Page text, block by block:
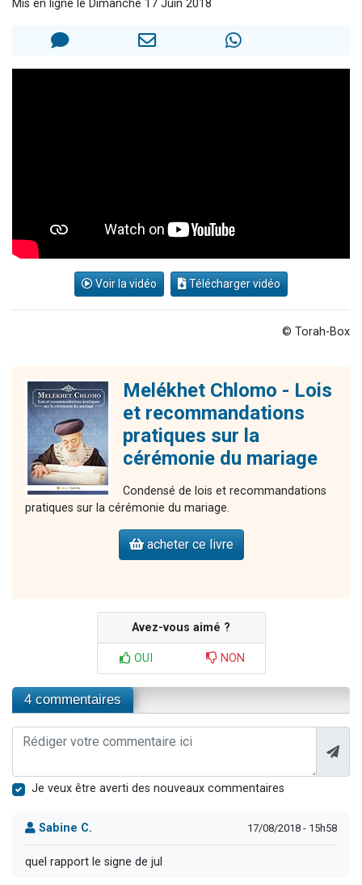
Il reste 49 places pour étudier en groupe sur Zoom
Mis en ligne le Dimanche 17 Juin 2018
Voir la vidéo Télécharger vidéo
© Torah-Box
Melékhet Chlomo - Lois
et recommandations
pratiques sur la
cérémonie du mariage
Condensé de lois et recommandations
pratiques sur la cérémonie du mariage.
acheter ce livre
Avez-vous aimé ?
OUI NON
4 commentaires
Je veux être averti des nouveaux commentaires
Sabine C. 17/08/2018 - 15h58
quel rapport le signe de jul